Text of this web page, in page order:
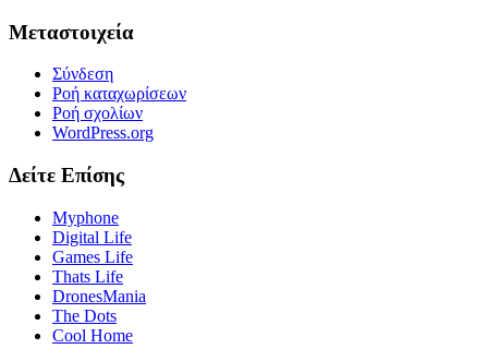
Μεταστοιχεία
Σύνδεση
Ροή καταχωρίσεων
Ροή σχολίων
WordPress.org
Δείτε Επίσης
Myphone
Digital Life
Games Life
Thats Life
DronesMania
The Dots
Cool Home